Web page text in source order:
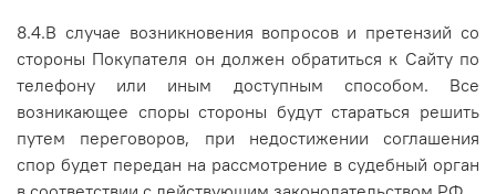
8.4.В случае возникновения вопросов и претензий со
стороны Покупателя он должен обратиться к Сайту по
телефону или иным доступным способом. Все
возникающее споры стороны будут стараться решить
путем переговоров, при недостижении соглашения
спор будет передан на рассмотрение в судебный орган